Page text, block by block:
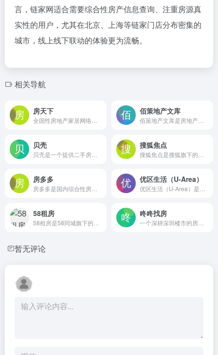
言，链家网适合需要综合性房产信息查询、注重房源真
实性的用户，尤其在北京、上海等链家门店分布密集的
城市，线上线下联动的体验更为流畅。
相关导航
房天下 佰策地产文库
贝壳 搜狐焦点
房多多 优区生活（U-Area）
58租房 咚咚找房
暂无评论